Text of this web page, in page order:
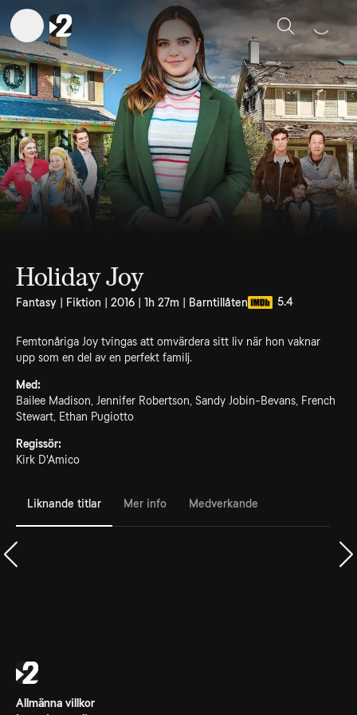
Sök
Holiday Joy
Fantasy | Fiktion | 2016 | 1h 27m | Barntillåten 5.4
Femtonåriga Joy tvingas att omvärdera sitt liv när hon vaknar
upp som en del av en perfekt familj.
Med:
Bailee Madison, Jennifer Robertson, Sandy Jobin-Bevans, French
Stewart, Ethan Pugiotto
Regissör:
Kirk D'Amico
Liknande titlar Mer info Medverkande
Allmänna villkor